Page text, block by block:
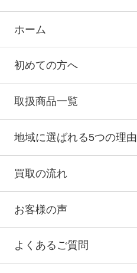
ホーム
初めての方へ
取扱商品一覧
地域に選ばれる5つの理由
買取の流れ
お客様の声
よくあるご質問